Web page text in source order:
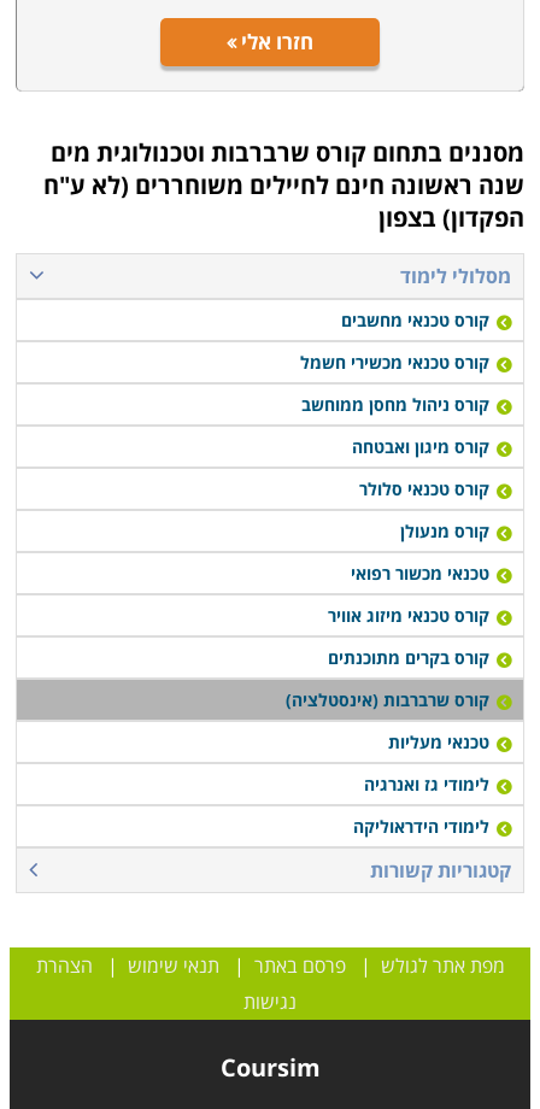
חזרו אלי
מסננים בתחום קורס שרברבות וטכנולוגית מים
שנה ראשונה חינם לחיילים משוחררים (לא ע"ח
הפקדון) בצפון
מסלולי לימוד
קורס טכנאי מחשבים
קורס טכנאי מכשירי חשמל
קורס ניהול מחסן ממוחשב
קורס מיגון ואבטחה
קורס טכנאי סלולר
קורס מנעולן
טכנאי מכשור רפואי
קורס טכנאי מיזוג אוויר
קורס בקרים מתוכנתים
קורס שרברבות (אינסטלציה)
טכנאי מעליות
לימודי גז ואנרגיה
לימודי הידראוליקה
קטגוריות קשורות
מפת אתר לגולש |פרסם באתר | תנאי שימוש | הצהרת
נגישות
Coursim